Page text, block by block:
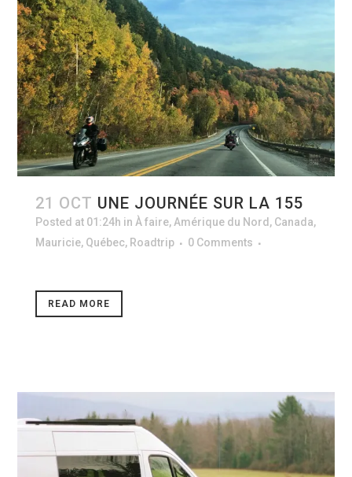
21 OCT UNE JOURNÉE SUR LA 155
Posted at 01:24h in À faire, Amérique du Nord , Canada,
Mauricie, Québec, Roadtrip 0 Comments
READ MORE